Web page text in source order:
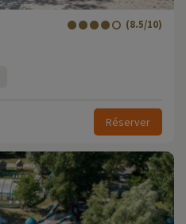
(8.5/10)
Réserver